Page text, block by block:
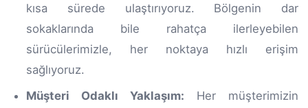
kısa sürede ulaştırıyoruz. Bölgenin dar
sokaklarında bile rahatça ilerleyebilen
sürücülerimizle, her noktaya hızlı erişim
sağlıyoruz.
Müşteri Odaklı Yaklaşım: Her müşterimizin